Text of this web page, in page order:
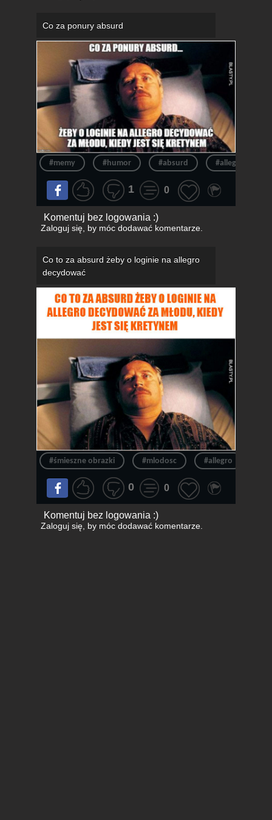
Co za ponury absurd
#memy #humor #absurd #allegro
1 0
Komentuj bez logowania :)
Zaloguj się, by móc dodawać komentarze.
Co to za absurd żeby o loginie na allegro
decydować
#śmieszne obrazki #mlodosc #allegro
0 0
Komentuj bez logowania :)
Zaloguj się, by móc dodawać komentarze.